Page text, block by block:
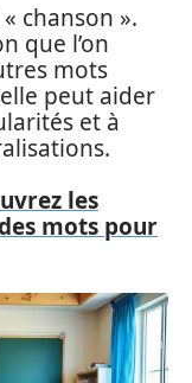
chanson ».
que l’on
mots
peut aider
et à
les
mots pour